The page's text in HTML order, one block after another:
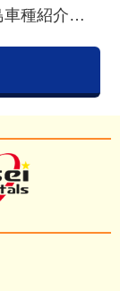
【沖縄本島車種紹介】MITSUBISHI ECLIPSE CROSS BLACK Edition（三菱 エクリプスクロス）